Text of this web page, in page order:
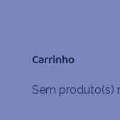
Carrinho
Sem produto(s)